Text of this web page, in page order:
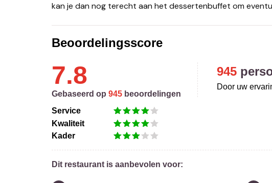
kan je dan nog terecht aan het dessertenbuffet om
Beoordelingsscore
7.8
Gebaseerd op 945 beoordelingen
Service
Kwaliteit
Kader
945
Door uw
Dit restaurant is aanbevolen voor: